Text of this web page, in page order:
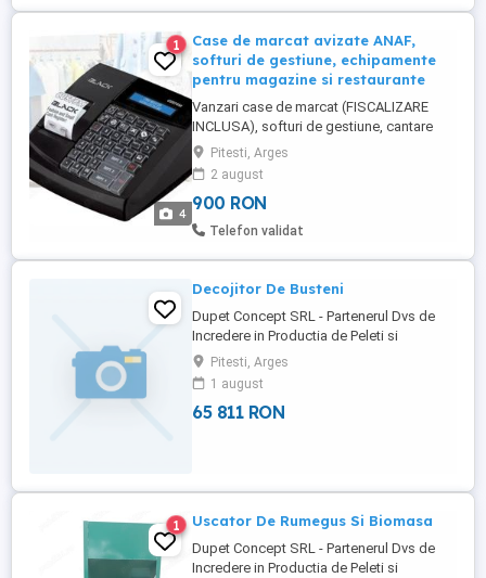
4
1
Case de marcat avizate ANAF,
softuri de gestiune, echipamente
pentru magazine si restaurante
Vanzari case de marcat (FISCALIZARE
INCLUSA), softuri de gestiune, cantare
comerciale, echipamente solutii de
management pentru magazin si
restaurant. Societate acreditata de catre
ANAF pentru fiscalizarea si serviceul
Aparatelor de Marcat Electronice Fiscale
Pitesti, Arges
2 august
900 RON
Telefon validat
Decojitor De Busteni
Dupet Concept SRL - Partenerul Dvs de
Incredere in Productia de Peleti si
Productia de Brichete, cu o experienta de
10 ani in domeniu, producem Linii
complete de Peleti Linii complete de
Brichete de rumegus si biomasa, de
Pitesti, Arges
1 august
65 811 RON
1 Uscator De Rumegus Si Biomasa
Dupet Concept SRL - Partenerul Dvs de
Incredere in Productia de Peleti si